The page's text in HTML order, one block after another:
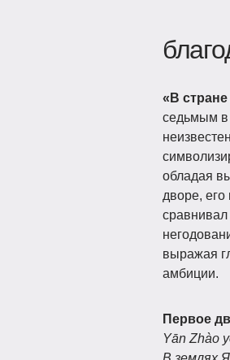
«В
седьмым в
обладая
дворе,
сравнивал
выражая
амбиции.
Первое
Yān Zhào